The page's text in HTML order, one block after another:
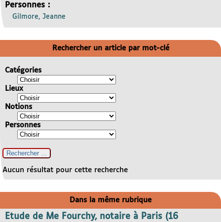
Personnes :
Gilmore, Jeanne
Rechercher un article par mot-clé
Catégories
Lieux
Notions
Personnes
Aucun résultat pour cette recherche
Dans la même rubrique
Etude de Me Fourchy, notaire à Paris (16